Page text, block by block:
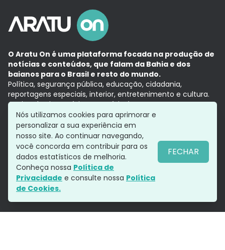
O Aratu On é uma plataforma focada na produção de
notícias e conteúdos, que falam da Bahia e dos
baianos para o Brasil e resto do mundo.
Política, segurança pública, educação, cidadania,
reportagens especiais, interior, entretenimento e cultura.
Aqui, tudo vira notícia e a notícia é no tempo presente,
com a credibilidade do Grupo Aratu.
Grupo Aratu
Política de privacidade
Siga-nos
Nós utilizamos cookies para aprimorar e
personalizar a sua experiência em
nosso site. Ao continuar navegando,
você concorda em contribuir para os
dados estatísticos de melhoria.
Conheça nossa Política de
Privacidade e consulte nossa Política
de Cookies.
FECHAR